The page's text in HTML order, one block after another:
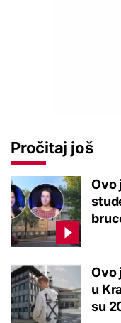
Pročitaj još
Ovo
Ovo
u
su